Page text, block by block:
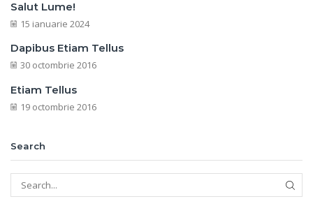
Salut Lume!
15 ianuarie 2024
Dapibus Etiam Tellus
30 octombrie 2016
Etiam Tellus
19 octombrie 2016
Search